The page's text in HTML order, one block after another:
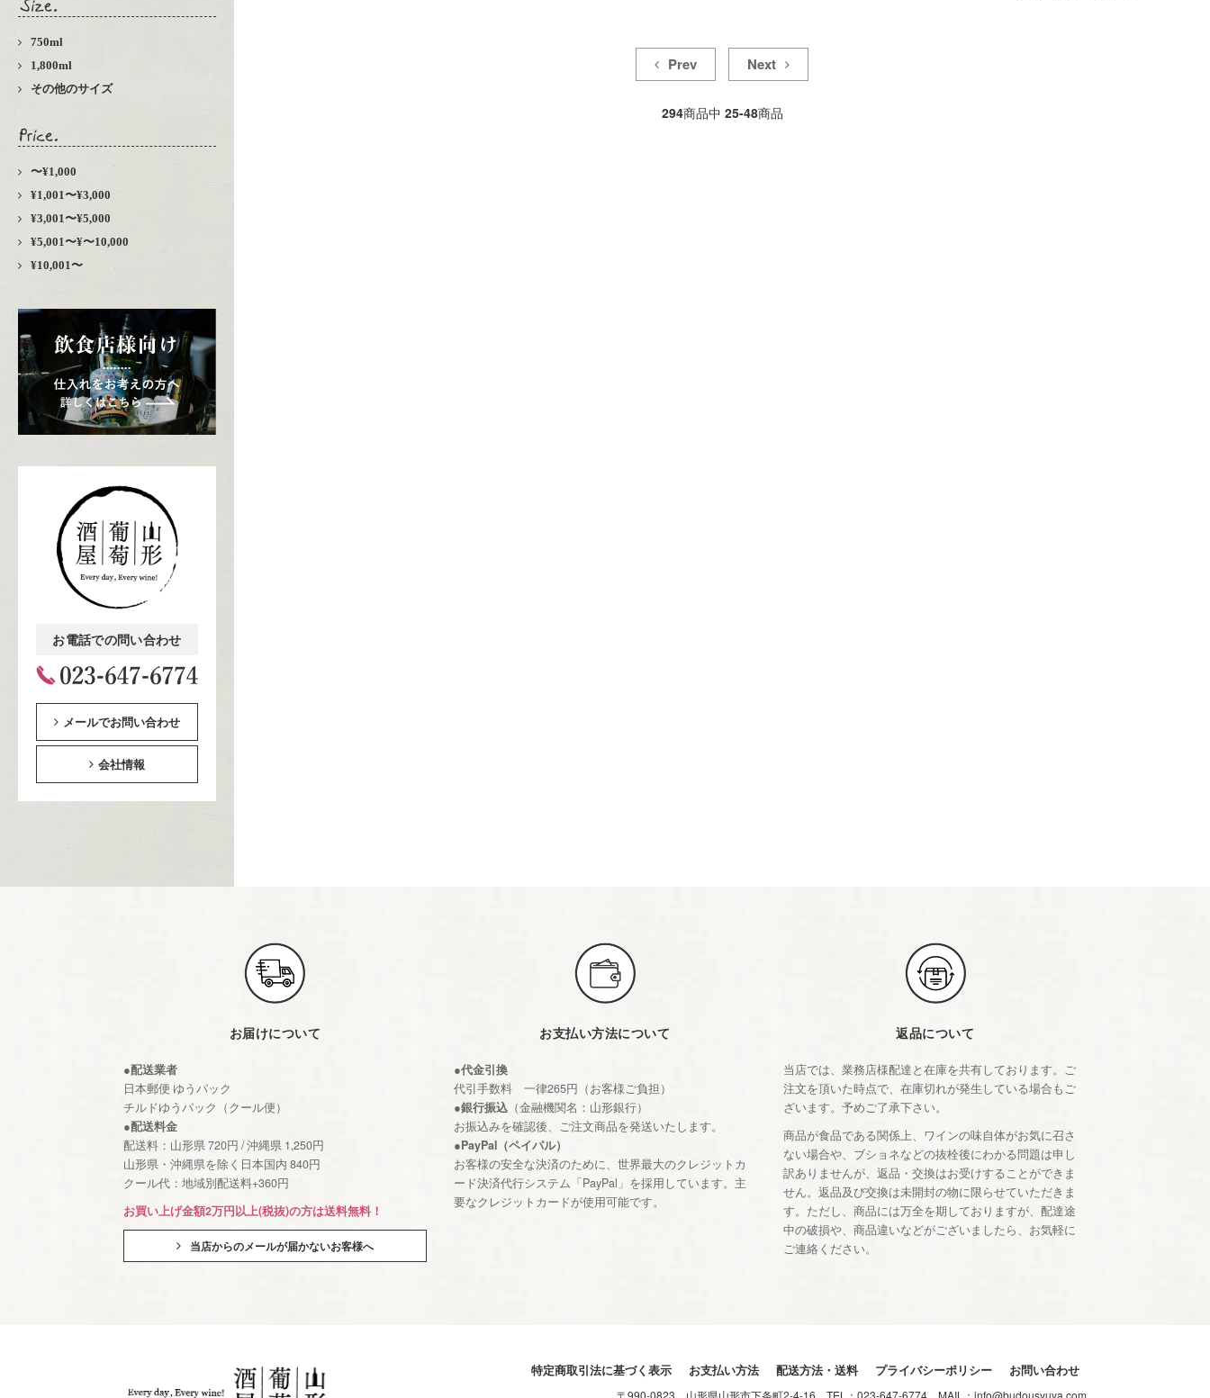
750ml
1,800ml
その他のサイズ
〜¥1,000
¥1,001〜¥3,000
¥3,001〜¥5,000
¥5,001〜¥〜10,000
¥10,001〜
お電話での問い合わせ
メールでお問い合わせ
会社情報
Prev Next
294商品中 25-48商品
お届けについて
●配送業者
日本郵便 ゆうパック
チルドゆうパック（クール便）
●配送料金
配送料：山形県 720円 / 沖縄県 1,250円
山形県・沖縄県を除く日本国内 840円
クール代：地域別配送料+360円
お買い上げ金額2万円以上(税抜)の方は送料無料！
当店からのメールが届かないお客様へ
お支払い方法について
●代金引換
代引手数料 一律265円（お客様ご負担）
●銀行振込（金融機関名：山形銀行）
お振込みを確認後、ご注文商品を発送いたします。
●PayPal（ペイパル）
お客様の安全な決済のために、世界最大のクレジットカ
ード決済代行システム「PayPal」を採用しています。主
要なクレジットカードが使用可能です。
返品について
当店では、業務店様配達と在庫を共有しております。ご
注文を頂いた時点で、在庫切れが発生している場合もご
ざいます。予めご了承下さい。
商品が食品である関係上、ワインの味自体がお気に召さ
ない場合や、ブショネなどの抜栓後にわかる問題は申し
訳ありませんが、返品・交換はお受けすることができま
せん。返品及び交換は未開封の物に限らせていただきま
す。ただし、商品には万全を期しておりますが、配達途
中の破損や、商品違いなどがございましたら、お気軽に
ご連絡ください。
特定商取引法に基づく表示 お支払い方法 配送方法・送料 プライバシーポリシー お問い合わせ
〒990-0823 山形県山形市下条町2-4-16 TEL： 023-647-6774 MAIL： info@budousyuya.com